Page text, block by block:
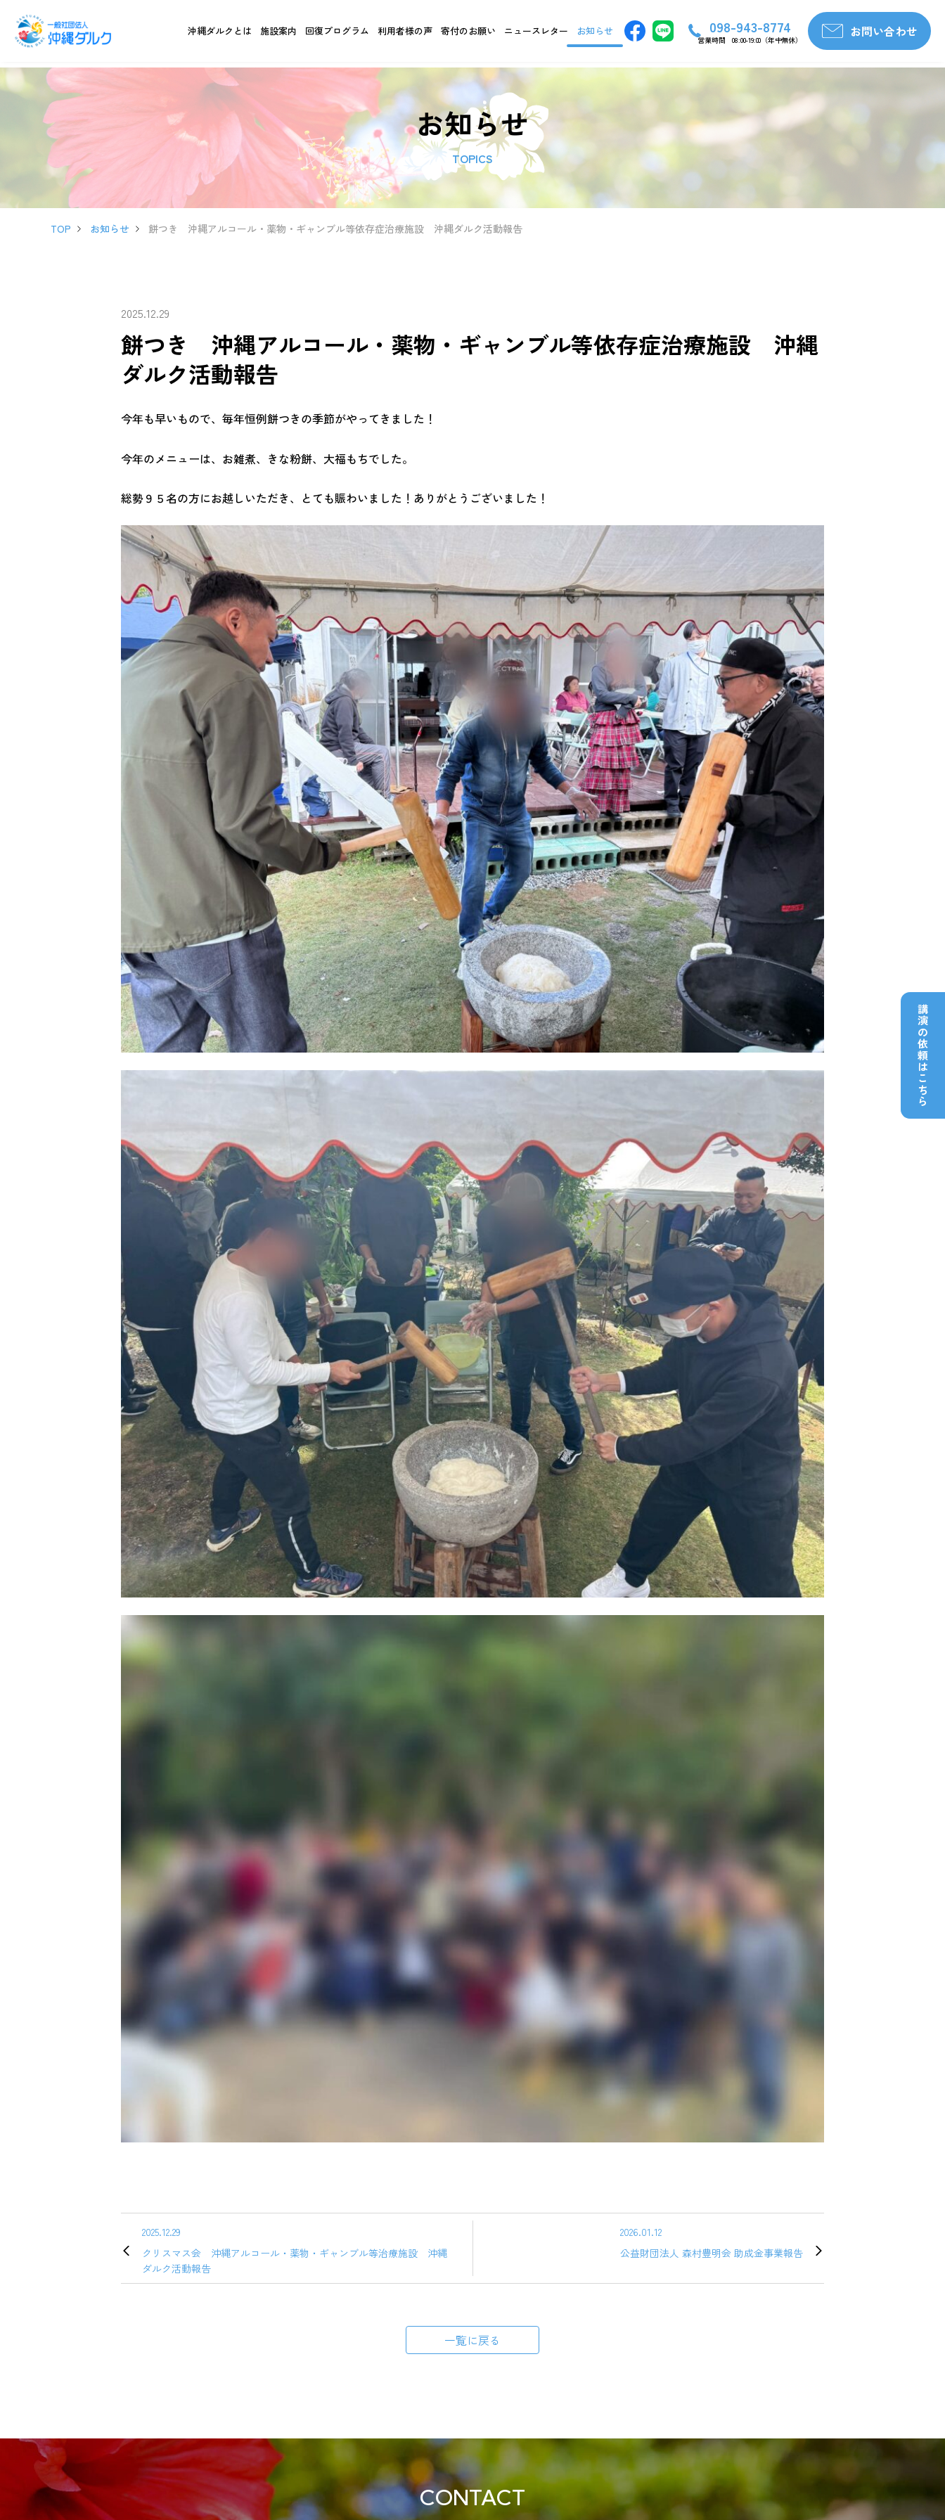
沖縄ダルクとは 施設案内 回復プログラム 利用者様の声 寄付のお願い ニュースレター お知らせ 098-943-8774
営業時間 08:00-19:00（年中無休） お問い合わせ
講演の依頼はこちら
お知らせ
TOPICS
TOP お知らせ 餅つき 沖縄アルコール・薬物・ギャンブル等依存症治療施設 沖縄ダルク活動報告
2025.12.29
餅つき 沖縄アルコール・薬物・ギャンブル等依存症治療施設 沖縄
ダルク活動報告
今年も早いもので、毎年恒例餅つきの季節がやってきました！
今年のメニューは、お雑煮、きな粉餅、大福もちでした。
総勢９５名の方にお越しいただき、とても賑わいました！ありがとうございました！
2025.12.29
クリスマス会 沖縄アルコール・薬物・ギャンブル等治療施設 沖縄
ダルク活動報告
2026.01.12
公益財団法人 森村豊明会 助成金事業報告
一覧に戻る
CONTACT